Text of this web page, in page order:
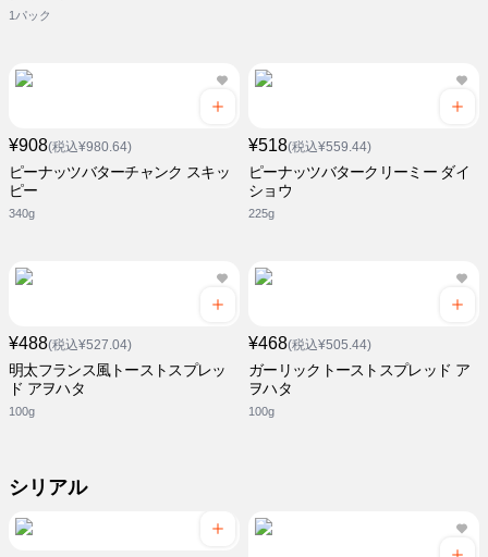
1パック
¥908(税込¥980.64)
ピーナッツバターチャンク スキッ
ピー
340g
¥518(税込¥559.44)
ピーナッツバタークリーミー ダイ
ショウ
225g
¥488(税込¥527.04)
明太フランス風トーストスプレッ
ド アヲハタ
100g
¥468(税込¥505.44)
ガーリックトーストスプレッド ア
ヲハタ
100g
シリアル